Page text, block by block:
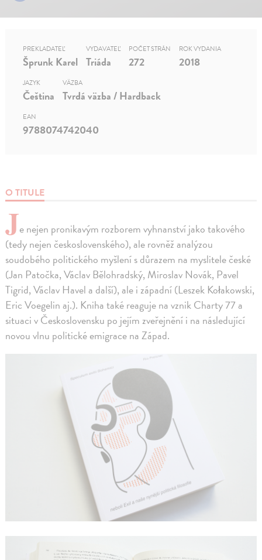
O TITULE
Je nejen pronikavým rozborem vyhnanství jako takového
(tedy nejen československého), ale rovněž analýzou
soudobého politického myšlení s důrazem na myslitele české
(Jan Patočka, Václav Bělohradský, Miroslav Novák, Pavel
Tigrid, Václav Havel a další), ale i západní (Leszek Kołakowski,
Eric Voegelin aj.). Kniha také reaguje na vznik Charty 77 a
situaci v Československu po jejím zveřejnění i na následující
novou vlnu politické emigrace na Západ.
PREKLADATEĽ
Šprunk Karel
VYDAVATEĽ
Triáda
POČET STRÁN
272
ROK VYDANIA
2018
JAZYK
Čeština
VÄZBA
Tvrdá väzba / Hardback
EAN
9788074742040